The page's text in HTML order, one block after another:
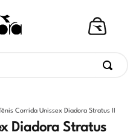
Tênis Corrida Unissex Diadora Stratus II
Diadora Stratus